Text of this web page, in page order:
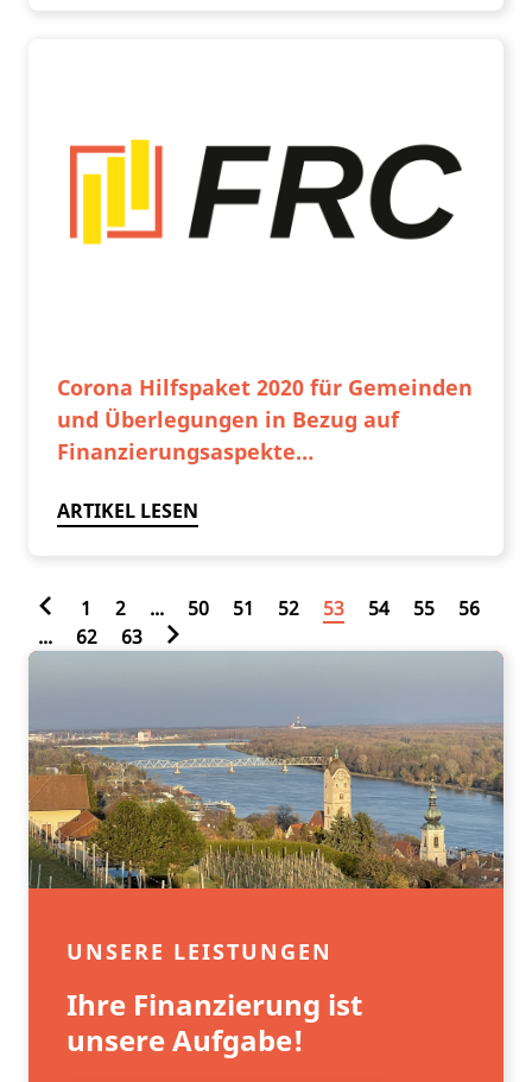
Corona Hilfspaket 2020 für Gemeinden
und Überlegungen in Bezug auf
Finanzierungsaspekte…
ARTIKEL LESEN
1 2 ... 50 51 52 53 54 55
56
...
62 63
UNSERE LEISTUNGEN
Ihre Finanzierung ist
unsere Aufgabe!